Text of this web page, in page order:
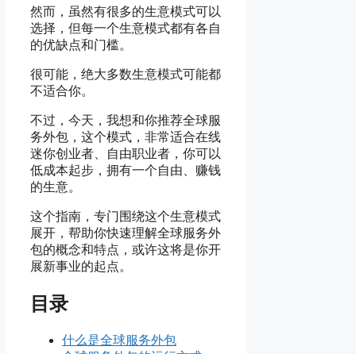
然而，虽然有很多的生意模式可以
选择，但每一个生意模式都有各自
的优缺点和门槛。
很可能，绝大多数生意模式可能都
不适合你。
不过，今天，我想和你推荐全球服
务外包，这个模式，非常适合在线
迷你创业者、自由职业者，你可以
低成本起步，拥有一个自由、赚钱
的生意。
这个指南，专门围绕这个生意模式
展开，帮助你快速理解全球服务外
包的概念和特点，或许这将是你开
展新事业的起点。
目录
什么是全球服务外包